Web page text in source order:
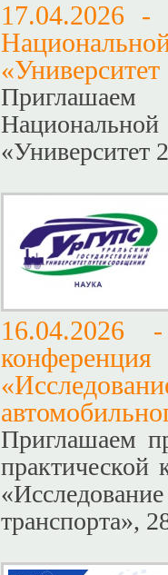
17.04.2026 -
«Университет
Приглашаем
транспорта»,